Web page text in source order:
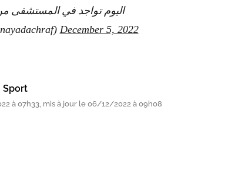
اليوم تواجد في المستشفى
December 5, 2022
Sport
à 07h33, mis à jour le 06/12/2022 à 09h08